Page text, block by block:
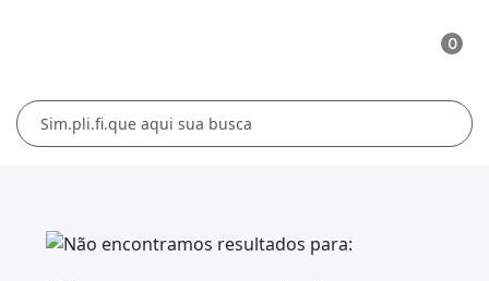
0
Cozinha
Conforto Térmico
Cuidados Pessoais